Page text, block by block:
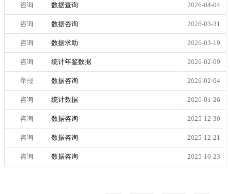
咨询 数据查询 2026-04-04
咨询 数据咨询 2026-03-31
咨询 数据求助 2026-03-19
咨询 统计年鉴数据 2026-02-09
举报 数据咨询 2026-02-04
咨询 统计数据 2026-01-26
咨询 数据咨询 2025-12-30
咨询 数据咨询 2025-12-21
咨询 数据咨询 2025-10-23